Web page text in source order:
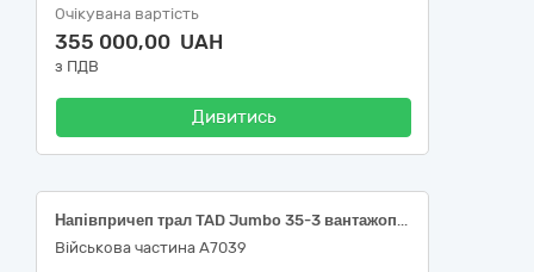
Очікувана вартість
355 000,00 UAH
з ПДВ
Дивитись
Напівпричеп трал TAD Jumbo 35-3 вантажопідйомністю 35 тн
Військова частина А7039